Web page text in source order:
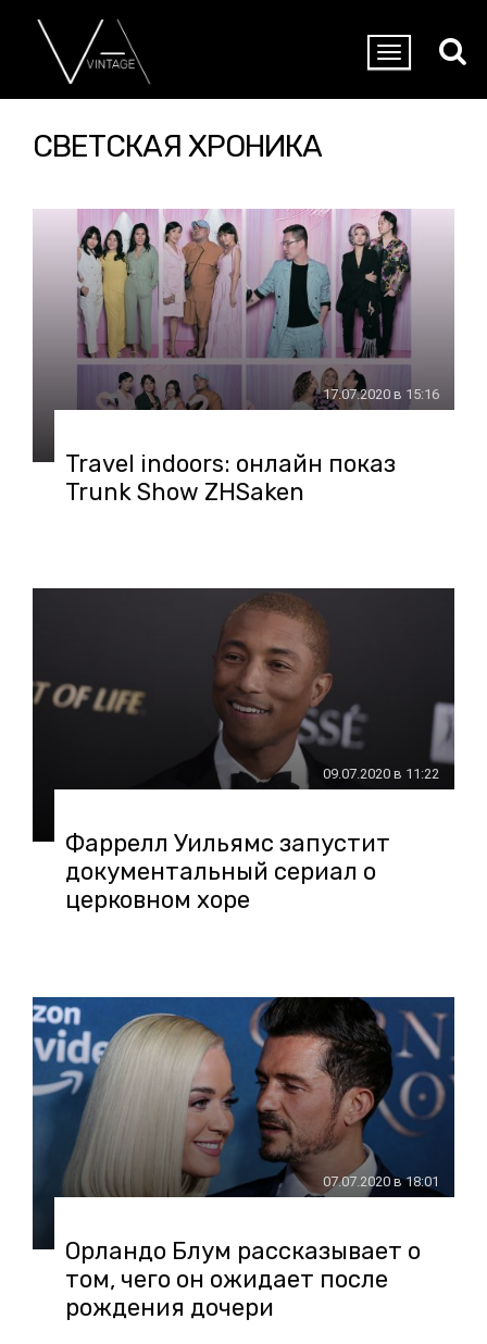
СВЕТСКАЯ ХРОНИКА
17.07.2020 в 15:16
Travel indoors: онлайн показ
Trunk Show ZHSaken
09.07.2020 в 11:22
Фаррелл Уильямс запустит
документальный сериал о
церковном хоре
07.07.2020 в 18:01
Орландо Блум рассказывает о
том, чего он ожидает после
рождения дочери